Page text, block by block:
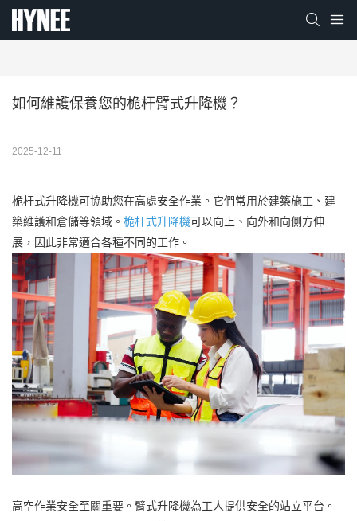
如何維護保養您的桅杆臂式升降機？
2025-12-11
桅杆式升降機可協助您在高處安全作業。它們常用於建築施工、建
築維護和倉儲等領域。 桅杆式升降機可以向上、向外和向側方伸
展，因此非常適合各種不同的工作。
高空作業安全至關重要。臂式升降機為工人提供安全的站立平台。